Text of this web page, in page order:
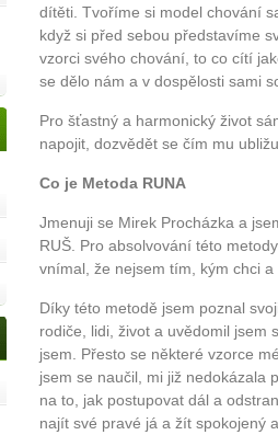
dítěti. Tvoříme si model chování
když si před sebou představíme
vzorci svého chování, to co cítí
se dělo nám a v dospělosti sami
Pro šťastný a harmonický život
napojit, dozvědět se čím mu
Co je Metoda RUNA
Jmenuji se Mirek Procházka a
RUŠ. Pro absolvování této
vnímal, že nejsem tím, kým chci a
Díky této metodě jsem poznal
rodiče, lidi, život a uvědomil jsem
jsem. Přesto se některé vzorce
jsem se naučil, mi již nedokázala
na to, jak postupovat dál a
najít své pravé já a žít spokojený